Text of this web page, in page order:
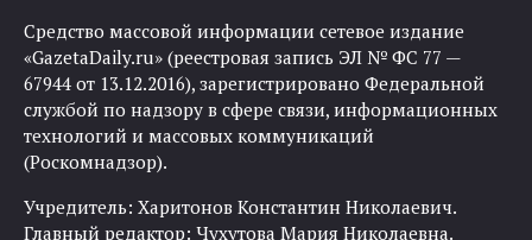
Средство массовой информации сетевое издание
«GazetaDaily.ru» (реестровая запись ЭЛ № ФС 77 —
67944 от 13.12.2016), зарегистрировано Федеральной
службой по надзору в сфере связи, информационных
технологий и массовых коммуникаций
(Роскомнадзор).
Учредитель: Харитонов Константин Николаевич.
Главный редактор: Чухутова Мария Николаевна.